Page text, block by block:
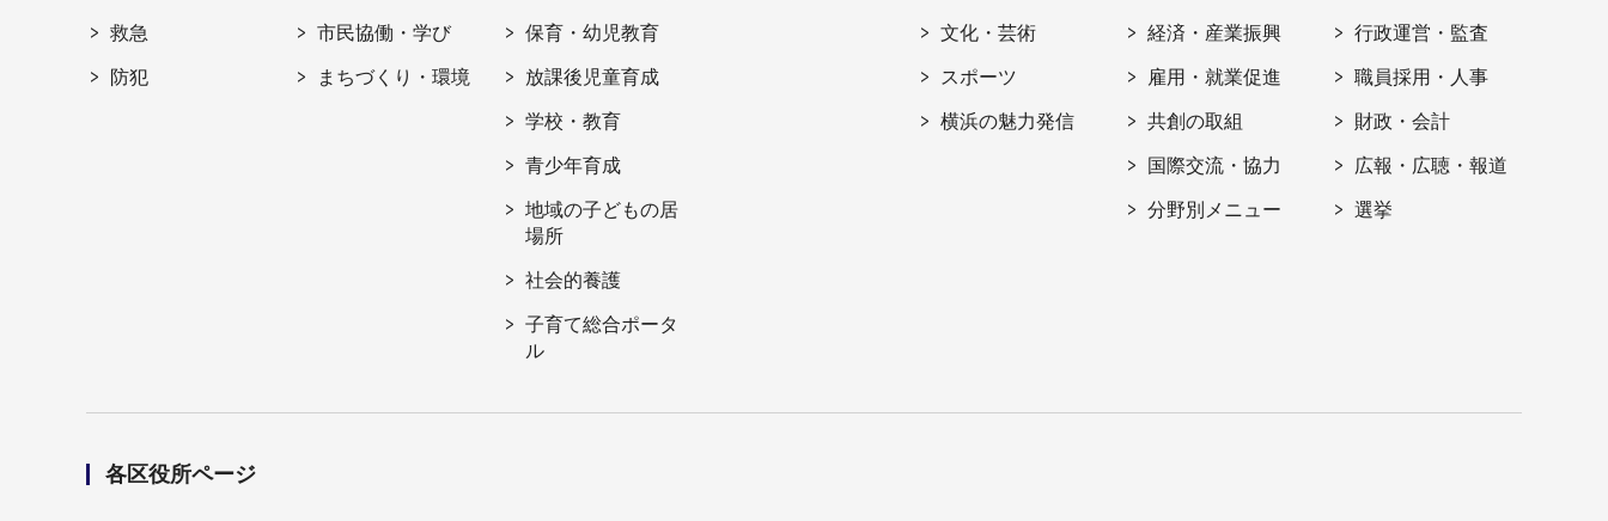
救急
防犯
市民協働・学び
まちづくり・環境
保育・幼児教育
放課後児童育成
学校・教育
青少年育成
地域の子どもの居
場所
社会的養護
子育て総合ポータ
ル
文化・芸術
スポーツ
横浜の魅力発信
経済・産業振興
雇用・就業促進
共創の取組
国際交流・協力
分野別メニュー
行政運営・監査
職員採用・人事
財政・会計
広報・広聴・報道
選挙
各区役所ページ